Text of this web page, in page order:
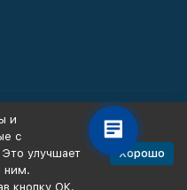
и
с
улучшает
ним.
кнопку ОК.
Хорошо